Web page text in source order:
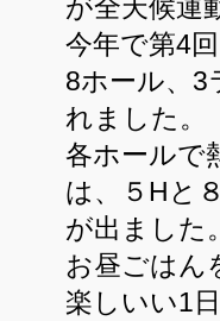
が全天候運
今年で第4
8ホール、3
れました。
各ホールで
は、５Hと
が出ました。
お昼ごはん
楽しいい1